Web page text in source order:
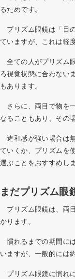
るためです。
プリズム眼鏡は「目
ていますが、これは軽
全ての人がプリズム
ろ視覚状態に合わない
もあります。
さらに、両目で物を
なることもあり、その
違和感が強い場合は
ていくか、プリズムを
選ぶことをおすすめしま
まだプリズム眼
プリズム眼鏡は、両
かります。
慣れるまでの期間に
いますが、一般的には
プリズム眼鏡に慣れ